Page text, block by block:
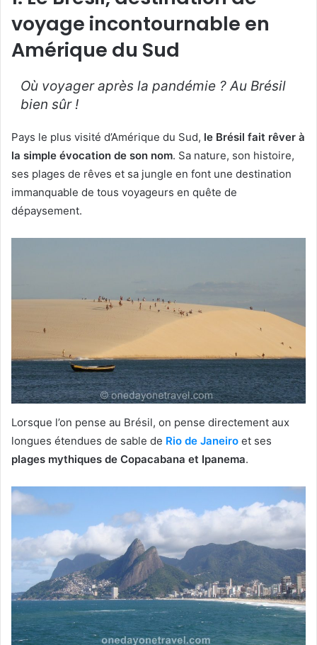
voyage incontournable en
Amérique du Sud
Où voyager après la pandémie ? Au Brésil
bien sûr !
Pays le plus visité d’Amérique du Sud, le Brésil fait rêver à
la simple évocation de son nom. Sa nature, son histoire,
ses plages de rêves et sa jungle en font une destination
immanquable de tous voyageurs en quête de
dépaysement.
Lorsque l’on pense au Brésil, on pense directement aux
longues étendues de sable de Rio de Janeiro et ses
plages mythiques de Copacabana et Ipanema.